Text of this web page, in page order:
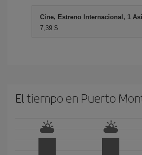
Cine, Estreno Internacional, 1
7,39 $
El tiempo en Puerto